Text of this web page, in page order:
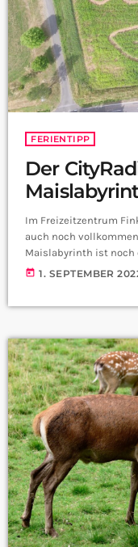
FERIENTIPP
Der
Im Freizeitzentrum
auch noch
Maislabyrinth ist noch
erfährt unterwegs
today 1. SEPTEMBER